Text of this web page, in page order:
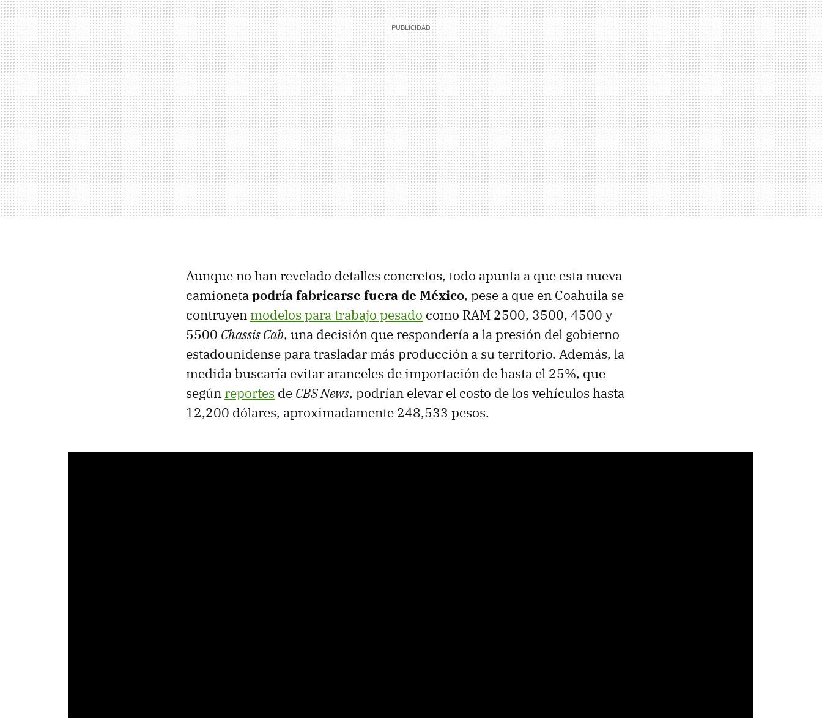
Aunque no han revelado detalles concretos, todo apunta a que esta nueva
camionetapodría fabricarse fuera de México, pese a que en Coahuila se
contruyen modelos para trabajo pesado como RAM 2500, 3500, 4500 y
5500 Chassis Cab, una decisión que respondería a la presión del gobierno
estadounidense para trasladar más producción a su territorio. Además, la
medida buscaría evitar aranceles de importación de hasta el 25%, que
según reportes de CBS News, podrían elevar el costo de los vehículos hasta
12,200 dólares, aproximadamente 248,533 pesos.